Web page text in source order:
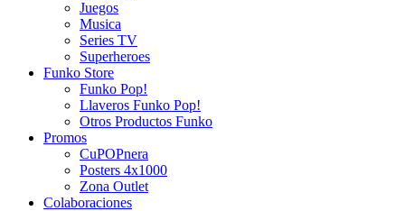
Juegos
Musica
Series TV
Superheroes
Funko Store
Funko Pop!
Llaveros Funko Pop!
Otros Productos Funko
Promos
CuPOPnera
Posters 4x1000
Zona Outlet
Colaboraciones